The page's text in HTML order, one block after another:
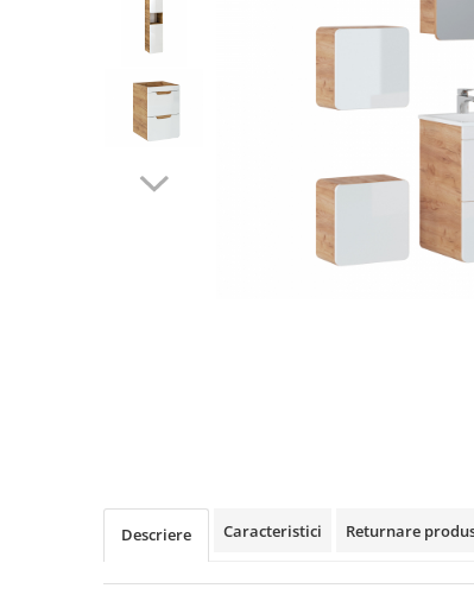
Descriere Caracteristici Returnare